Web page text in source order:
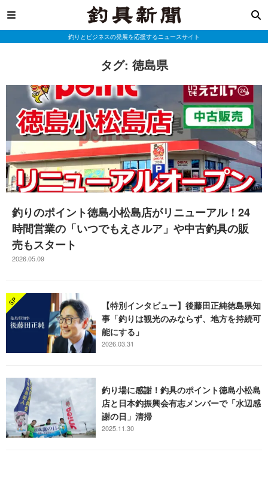
釣りとビジネスの発展を応援するニュースサイト
タグ: 徳島県
釣りのポイント徳島小松島店がリニューアル！24
時間営業の「いつでもえさルア」や中古釣具の販
売もスタート
2026.05.09
【特別インタビュー】後藤田正純徳島県知
事「釣りは観光のみならず、地方を持続可
能にする」
2026.03.31
釣り場に感謝！釣具のポイント徳島小松島
店と日本釣振興会有志メンバーで「水辺感
謝の日」清掃
2025.11.30